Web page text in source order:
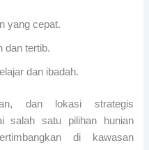
yang cepat.
dan tertib.
dan ibadah.
dan lokasi strategis
salah satu pilihan hunian
di kawasan